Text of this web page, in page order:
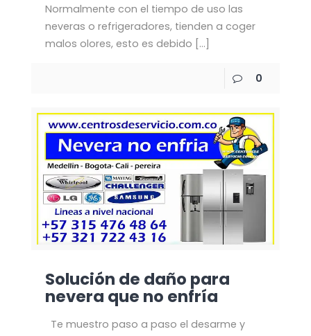
Normalmente con el tiempo de uso las
neveras o refrigeradores, tienden a coger
malos olores, esto es debido […]
0
Solución de daño para
nevera que no enfría
Te muestro paso a paso el desarme y